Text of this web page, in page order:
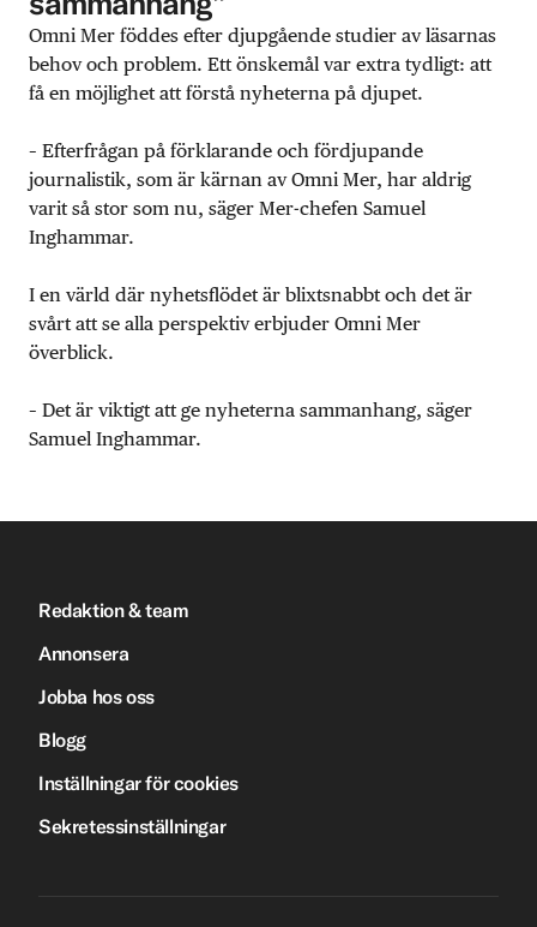
Omni Mer föddes efter djupgående studier av läsarnas
behov och problem. Ett önskemål var extra tydligt: att
få en möjlighet att förstå nyheterna på djupet.
– Efterfrågan på förklarande och fördjupande
journalistik, som är kärnan av Omni Mer, har aldrig
varit så stor som nu, säger Mer-chefen Samuel
Inghammar.
I en värld där nyhetsflödet är blixtsnabbt och det är
svårt att se alla perspektiv erbjuder Omni Mer
överblick.
– Det är viktigt att ge nyheterna sammanhang, säger
Samuel Inghammar.
Redaktion & team
Annonsera
Jobba hos oss
Blogg
Inställningar för cookies
Sekretessinställningar